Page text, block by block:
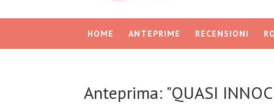
HOME ANTEPRIME RECENSIONI
Anteprima: "QUASI